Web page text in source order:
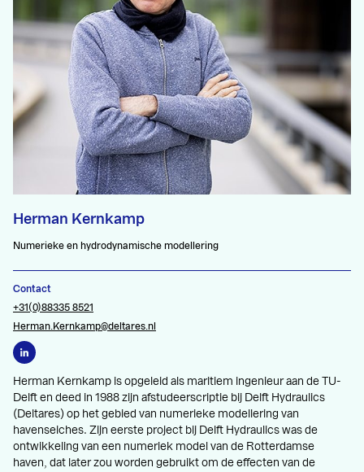
Herman Kernkamp
Numerieke en hydrodynamische modellering
Contact
+31(0)88335 8521
Herman.Kernkamp@deltares.nl
Herman Kernkamp is opgeleid als maritiem ingenieur aan de TU-
Delft en deed in 1988 zijn afstudeerscriptie bij Delft Hydraulics
(Deltares) op het gebied van numerieke modellering van
havenseiches. Zijn eerste project bij Delft Hydraulics was de
ontwikkeling van een numeriek model van de Rotterdamse
haven, dat later zou worden gebruikt om de effecten van de